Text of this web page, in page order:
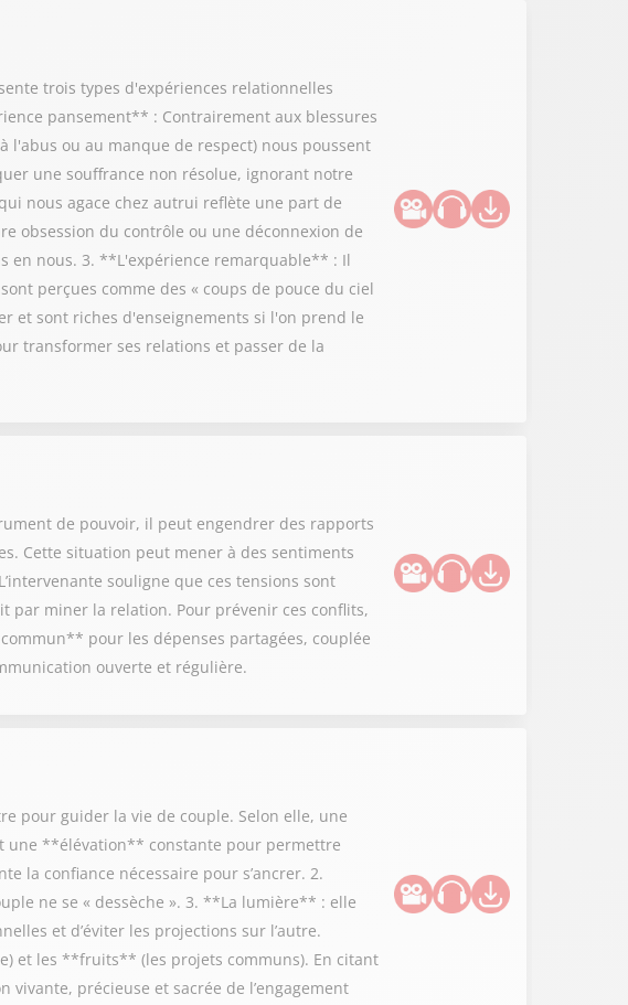
trois types d'expériences relationnelles
pansement** : Contrairement aux blessures
l'abus ou au manque de respect) nous poussent
une souffrance non résolue, ignorant notre
nous agace chez autrui reflète une part de
obsession du contrôle ou une déconnexion de
en nous. 3. **L'expérience remarquable** : Il
perçues comme des « coups de pouce du ciel
et sont riches d'enseignements si l'on prend le
transformer ses relations et passer de la
de pouvoir, il peut engendrer des rapports
Cette situation peut mener à des sentiments
souligne que ces tensions sont
par miner la relation. Pour prévenir ces conflits,
pour les dépenses partagées, couplée
ouverte et régulière.
pour guider la vie de couple. Selon elle, une
une **élévation** constante pour permettre
la confiance nécessaire pour s’ancrer. 2.
ne se « dessèche ». 3. **La lumière** : elle
et d’éviter les projections sur l’autre.
et les **fruits** (les projets communs). En citant
précieuse et sacrée de l’engagement